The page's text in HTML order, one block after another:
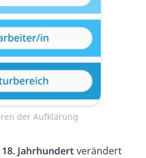
der Aufklärung
Jahrhundert verändert